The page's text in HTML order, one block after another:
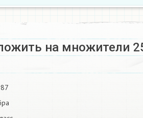
на множители